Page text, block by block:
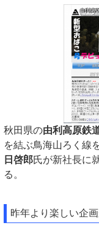
秋田県の由利高原鉄
を結ぶ鳥海山ろく線
日啓郎氏が新社長に
る。
昨年より楽しい企